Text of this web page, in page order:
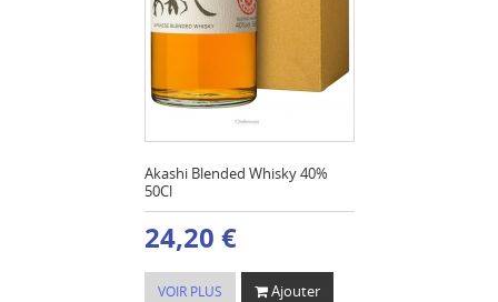
Akashi Blended Whisky 40%
50Cl
24,20 €
VOIR PLUS Ajouter